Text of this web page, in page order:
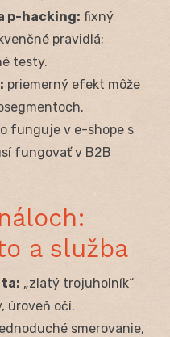
p-hacking: fixný
pravidlá;
testy.
priemerný efekt môže
funguje v e-shope s
fungovať v B2B
a služba
„zlatý trojuholník“
úroveň očí.
smerovanie,